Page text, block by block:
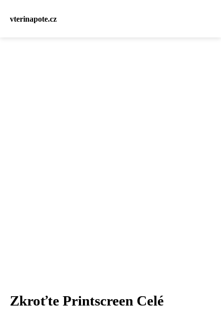
vterinapote.cz
Zkroťte Printscreen Celé